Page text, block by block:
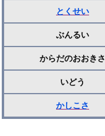
とくせい
ぶんるい
からだのおおきさ
いどう
かしこさ